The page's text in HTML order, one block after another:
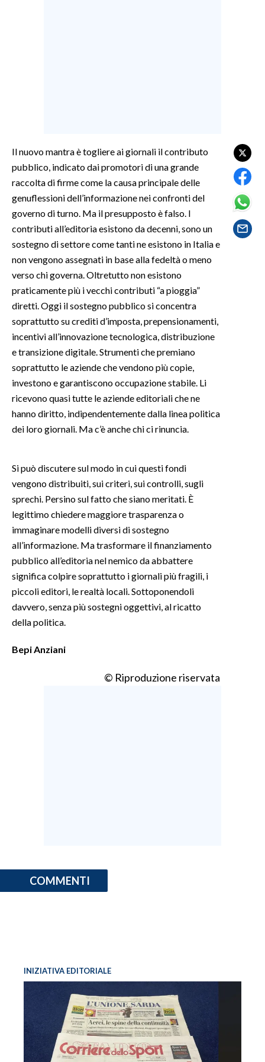
BASKET
VOLLEY
MOTORI
TENNIS
ALTRI SPORT
CULTURA
SPETTACOLI
GOSSIP
SALUTE
SARDI NEL MONDO
#CARAUNIONE
3 MINUTI CON
INSULARITÀ
INFO AZIENDE
ABBONATI
ANNUNCI
NECROLOGI
PUBBLICITÀ
SPIAGGE
Il nuovo mantra è togliere ai giornali il contributo
pubblico, indicato dai promotori di una grande
raccolta di firme come la causa principale delle
genuflessioni dell’informazione nei confronti del
governo di turno. Ma il presupposto è falso. I
contributi all’editoria esistono da decenni, sono un
sostegno di settore come tanti ne esistono in Italia e
non vengono assegnati in base alla fedeltà o meno
verso chi governa. Oltretutto non esistono
praticamente più i vecchi contributi “a pioggia”
diretti. Oggi il sostegno pubblico si concentra
soprattutto su crediti d’imposta, prepensionamenti,
incentivi all’innovazione tecnologica, distribuzione
e transizione digitale. Strumenti che premiano
soprattutto le aziende che vendono più copie,
investono e garantiscono occupazione stabile. Li
ricevono quasi tutte le aziende editoriali che ne
hanno diritto, indipendentemente dalla linea politica
dei loro giornali. Ma c’è anche chi ci rinuncia.
Si può discutere sul modo in cui questi fondi
vengono distribuiti, sui criteri, sui controlli, sugli
sprechi. Persino sul fatto che siano meritati. È
legittimo chiedere maggiore trasparenza o
immaginare modelli diversi di sostegno
all’informazione. Ma trasformare il finanziamento
pubblico all’editoria nel nemico da abbattere
significa colpire soprattutto i giornali più fragili, i
piccoli editori, le realtà locali. Sottoponendoli
davvero, senza più sostegni oggettivi, al ricatto
della politica.
Bepi Anziani
© Riproduzione riservata
COMMENTI
INIZIATIVA EDITORIALE